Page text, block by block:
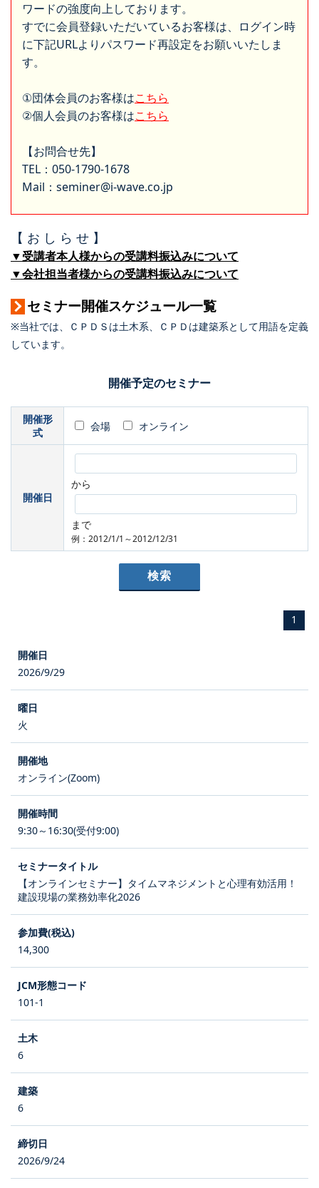
ワードの強度向上しております。
すでに会員登録いただいているお客様は、ログイン時
に下記URLよりパスワード再設定をお願いいたしま
す。
①団体会員のお客様はこちら
②個人会員のお客様はこちら
【お問合せ先】
TEL：050-1790-1678
Mail：seminer@i-wave.co.jp
【 お し ら せ 】
▼受講者本人様からの受講料振込みについて
▼会社担当者様からの受講料振込みについて
セミナー開催スケジュール一覧
※当社では、ＣＰＤＳは土木系、ＣＰＤは建築系として用語を定義
しています。
開催予定のセミナー
開催形
式
会場 オンライン
開催日
から
まで
例：2012/1/1～2012/12/31
1
2026/9/29
火
オンライン(Zoom)
9:30～16:30(受付9:00)
【オンラインセミナー】タイムマネジメントと心理有効活用！
建設現場の業務効率化2026
14,300
101-1
6
6
2026/9/24